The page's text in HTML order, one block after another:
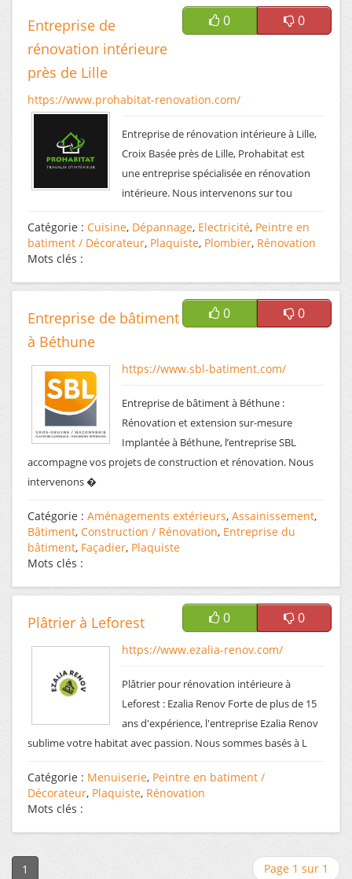
0 0
Entreprise de
rénovation intérieure
près de Lille
https://www.prohabitat-renovation.com/
Entreprise de rénovation intérieure à Lille,
Croix Basée près de Lille, Prohabitat est
une entreprise spécialisée en rénovation
intérieure. Nous intervenons sur tou
Catégorie : Cuisine, Dépannage, Electricité, Peintre en
batiment / Décorateur, Plaquiste, Plombier, Rénovation
Mots clés :
0 0
Entreprise de bâtiment
à Béthune
https://www.sbl-batiment.com/
Entreprise de bâtiment à Béthune :
Rénovation et extension sur-mesure
Implantée à Béthune, l’entreprise SBL
accompagne vos projets de construction et rénovation. Nous
intervenons �
Catégorie : Aménagements extérieurs, Assainissement,
Bâtiment, Construction / Rénovation, Entreprise du
bâtiment, Façadier, Plaquiste
Mots clés :
0 0
Plâtrier à Leforest
https://www.ezalia-renov.com/
Plâtrier pour rénovation intérieure à
Leforest : Ezalia Renov Forte de plus de 15
ans d'expérience, l'entreprise Ezalia Renov
sublime votre habitat avec passion. Nous sommes basés à L
Catégorie : Menuiserie, Peintre en batiment /
Décorateur, Plaquiste, Rénovation
Mots clés :
1 Page 1 sur 1